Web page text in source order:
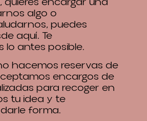
algo o
puedes
aquí. Te
lo antes posible.
hacemos reservas de
encargos de
para recoger en
tu idea y te
forma.